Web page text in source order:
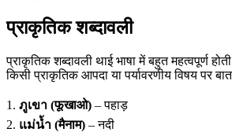
प्राकृतिक शब्दावली
प्राकृतिक शब्दावली थाई भाषा में बहुत महत्वपूर्ण
किसी प्राकृतिक आपदा या पर्यावरणीय विषय पर
1. ภูเขา (फूखाओ) – पहाड़
2. แม่น้ำ (मैनाम) – नदी